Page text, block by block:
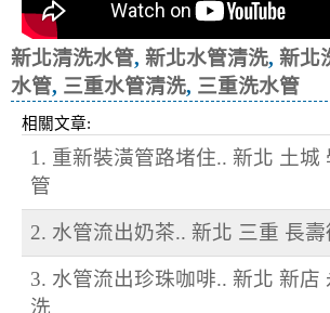
新北清洗水管, 新北水管清洗, 新北
水管, 三重水管清洗, 三重洗水管
相關文章:
1. 重新裝潢管路堵住.. 新北 土城
管
2. 水管流出奶茶.. 新北 三重 長
3. 水管流出珍珠咖啡.. 新北 新店
洗